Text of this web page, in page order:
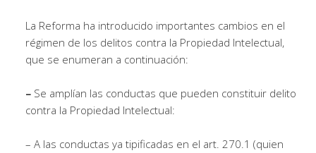
La Reforma ha introducido importantes cambios en el
régimen de los delitos contra la Propiedad Intelectual,
que se enumeran a continuación:
– Se amplían las conductas que pueden constituir delito
contra la Propiedad Intelectual:
– A las conductas ya tipificadas en el art. 270.1 (quien